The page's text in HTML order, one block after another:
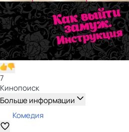
7
Кинопоиск
Больше информации
Комедия